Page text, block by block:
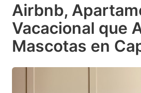
Airbnb,
Vacacional que
Mascotas en